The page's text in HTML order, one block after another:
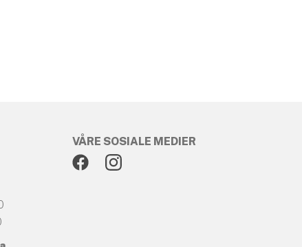
VÅRE SOSIALE MEDIER